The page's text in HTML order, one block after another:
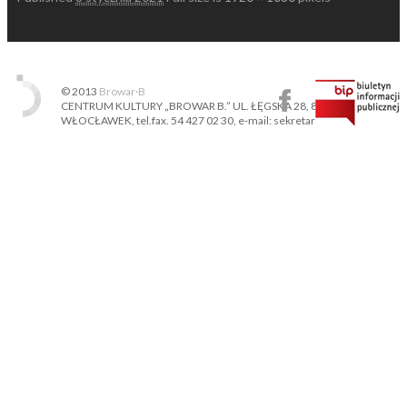
© 2013 Browar·B
CENTRUM KULTURY „BROWAR B.” UL. ŁĘGSKA 28, 87-800
WŁOCŁAWEK, tel.fax. 54 427 02 30, e-mail: sekretariat@ckbb.pl